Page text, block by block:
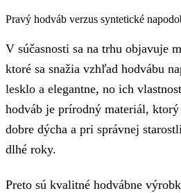
Pravý hodváb verzus syntetické
V súčasnosti sa na trhu objavuje
ktoré sa snažia vzhľad hodvábu
lesklo a elegantne, no ich
hodváb je prírodný materiál,
dobre dýcha a pri správnej
dlhé roky.
Preto sú kvalitné hodvábne